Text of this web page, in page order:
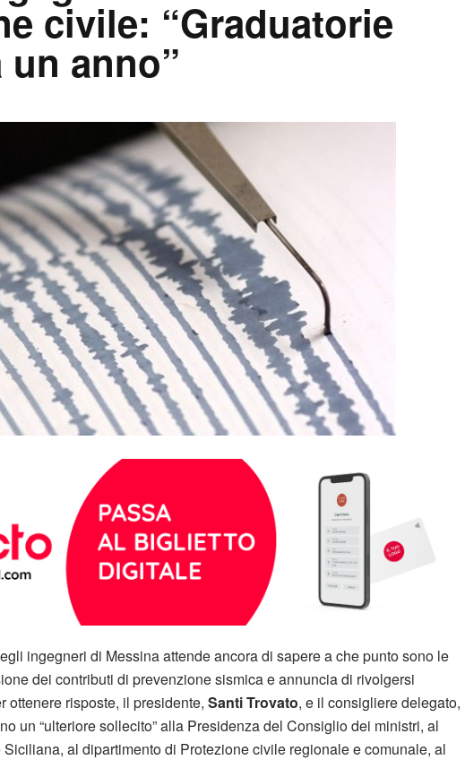
civile: “Graduatorie
un anno”
ingegneri di Messina attende ancora di sapere a che punto sono le
dei contributi di prevenzione sismica e annuncia di rivolgersi
ottenere risposte, il presidente, Santi Trovato, e il consigliere delegato,
un “ulteriore sollecito” alla Presidenza del Consiglio dei ministri, al
al dipartimento di Protezione civile regionale e comunale, al